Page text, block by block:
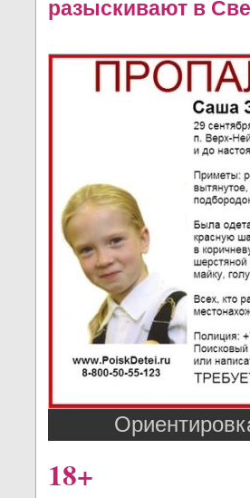
разыскивают в
18+